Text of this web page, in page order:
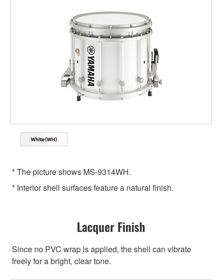
* The picture shows MS-9314WH.
* Interior shell surfaces feature a natural finish.
Lacquer Finish
Since no PVC wrap is applied, the shell can vibrate
freely for a bright, clear tone.